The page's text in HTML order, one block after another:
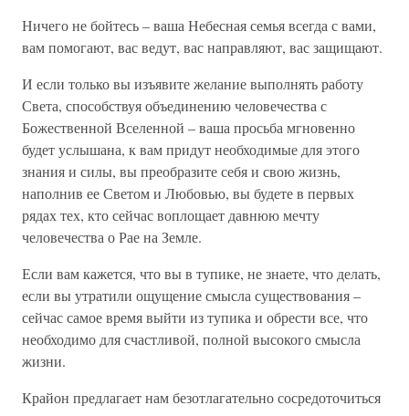
Ничего не бойтесь – ваша Небесная семья всегда с вами,
вам помогают, вас ведут, вас направляют, вас защищают.
И если только вы изъявите желание выполнять работу
Света, способствуя объединению человечества с
Божественной Вселенной – ваша просьба мгновенно
будет услышана, к вам придут необходимые для этого
знания и силы, вы преобразите себя и свою жизнь,
наполнив ее Светом и Любовью, вы будете в первых
рядах тех, кто сейчас воплощает давнюю мечту
человечества о Рае на Земле.
Если вам кажется, что вы в тупике, не знаете, что делать,
если вы утратили ощущение смысла существования –
сейчас самое время выйти из тупика и обрести все, что
необходимо для счастливой, полной высокого смысла
жизни.
Крайон предлагает нам безотлагательно сосредоточиться